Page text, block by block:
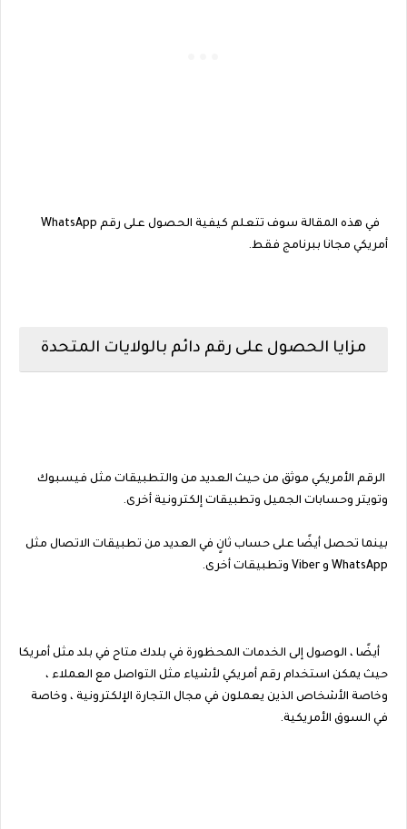
في هذه المقالة سوف تتعلم كيفية الحصول على رقم WhatsApp
أمريكي مجانا ببرنامج فقط.
مزايا الحصول على رقم دائم بالولايات المتحدة
الرقم الأمريكي موثق من حيث العديد من والتطبيقات مثل فيسبوك
وتويتر وحسابات الجميل وتطبيقات إلكترونية أخرى.
بينما تحصل أيضًا على حساب ثانٍ في العديد من تطبيقات الاتصال مثل
WhatsApp و Viber وتطبيقات أخرى.
أيضًا ، الوصول إلى الخدمات المحظورة في بلدك متاح في بلد مثل أمريكا
حيث يمكن استخدام رقم أمريكي لأشياء مثل التواصل مع العملاء ،
وخاصة الأشخاص الذين يعملون في مجال التجارة الإلكترونية ، وخاصة
في السوق الأمريكية.